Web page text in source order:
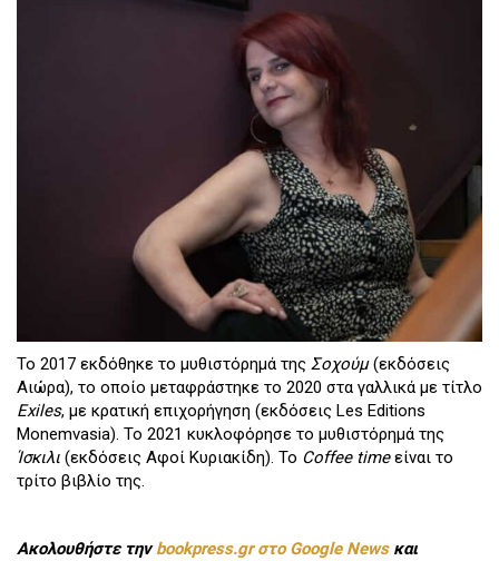
Το 2017 εκδόθηκε το μυθιστόρημά της Σοχούμ(εκδόσεις
Αιώρα), το οποίο μεταφράστηκε το 2020 στα γαλλικά με τίτλο
Exiles, με κρατική επιχορήγηση (εκδόσεις Les Editions
Monemvasia). Το 2021 κυκλοφόρησε το μυθιστόρημά της
Ίσκιλι (εκδόσεις Αφοί Κυριακίδη). Το Coffee timeείναι το
τρίτο βιβλίο της.
Ακολουθήστε τηνbookpress.gr στο Google Newsκαι